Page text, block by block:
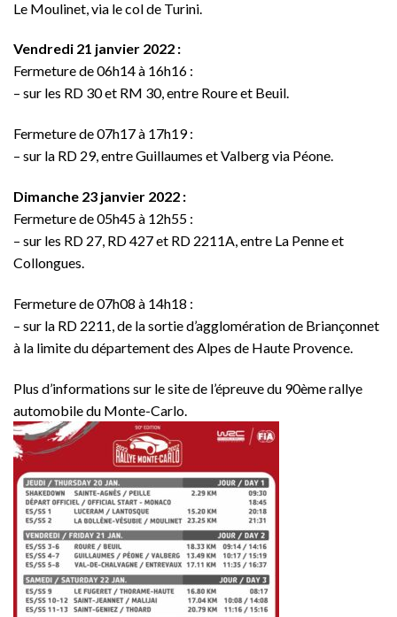
Le Moulinet, via le col de Turini.
Vendredi 21 janvier 2022 :
Fermeture de 06h14 à 16h16 :
– sur les RD 30 et RM 30, entre Roure et Beuil.
Fermeture de 07h17 à 17h19 :
– sur la RD 29, entre Guillaumes et Valberg via Péone.
Dimanche 23 janvier 2022 :
Fermeture de 05h45 à 12h55 :
– sur les RD 27, RD 427 et RD 2211A, entre La Penne et
Collongues.
Fermeture de 07h08 à 14h18 :
– sur la RD 2211, de la sortie d’agglomération de Briançonnet
à la limite du département des Alpes de Haute Provence.
Plus d’informations sur le site de l’épreuve du 90ème rallye
automobile du Monte-Carlo.